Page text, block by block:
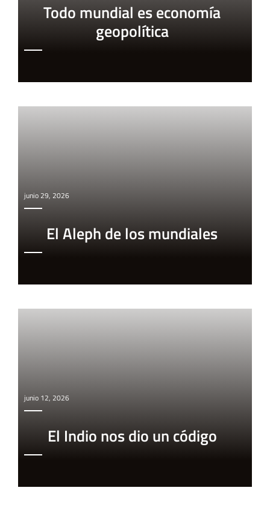
Todo mundial es economía
geopolítica
junio 29, 2026
El Aleph de los mundiales
junio 12, 2026
El Indio nos dio un código